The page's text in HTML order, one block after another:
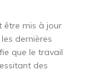
être mis à jour
dernières
que le travail
des